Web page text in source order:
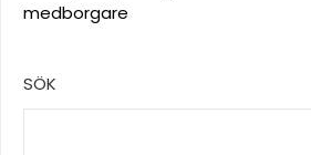
medborgare
SÖK